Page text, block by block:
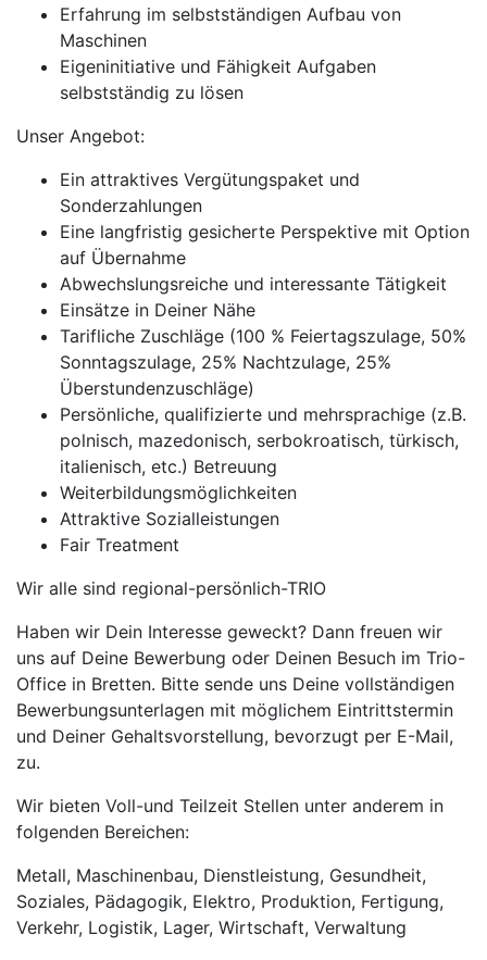
Erfahrung im selbstständigen Aufbau von
Maschinen
Eigeninitiative und Fähigkeit Aufgaben
selbstständig zu lösen
Unser Angebot:
Ein attraktives Vergütungspaket und
Sonderzahlungen
Eine langfristig gesicherte Perspektive mit Option
auf Übernahme
Abwechslungsreiche und interessante Tätigkeit
Einsätze in Deiner Nähe
Tarifliche Zuschläge (100 % Feiertagszulage, 50%
Sonntagszulage, 25% Nachtzulage, 25%
Überstundenzuschläge)
Persönliche, qualifizierte und mehrsprachige (z.B.
polnisch, mazedonisch, serbokroatisch, türkisch,
italienisch, etc.) Betreuung
Weiterbildungsmöglichkeiten
Attraktive Sozialleistungen
Fair Treatment
Wir alle sind regional-persönlich-TRIO
Haben wir Dein Interesse geweckt? Dann freuen wir
uns auf Deine Bewerbung oder Deinen Besuch im Trio-
Office in Bretten. Bitte sende uns Deine vollständigen
Bewerbungsunterlagen mit möglichem Eintrittstermin
und Deiner Gehaltsvorstellung, bevorzugt per E-Mail,
zu.
Wir bieten Voll-und Teilzeit Stellen unter anderem in
folgenden Bereichen:
Metall, Maschinenbau, Dienstleistung, Gesundheit,
Soziales, Pädagogik, Elektro, Produktion, Fertigung,
Verkehr, Logistik, Lager, Wirtschaft, Verwaltung